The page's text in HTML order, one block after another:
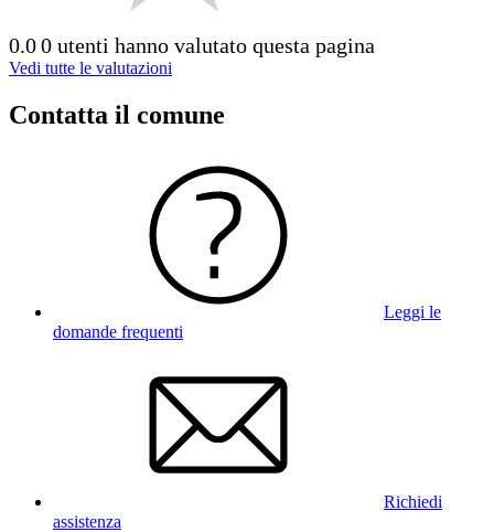
0.00 utenti hanno valutato questa pagina
Vedi tutte le valutazioni
Contatta il comune
Leggi le
domande frequenti
Richiedi
assistenza